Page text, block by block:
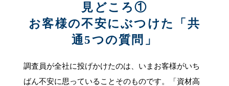
見どころ①
お客様の不安にぶつけた「共
通5つの質問」
調査員が全社に投げかけたのは、いまお客様がいち
ばん不安に思っていることそのものです。「資材高